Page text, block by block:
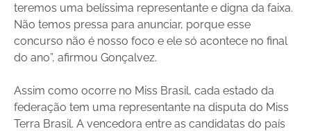
teremos uma belíssima representante e digna da faixa.
Não temos pressa para anunciar, porque esse
concurso não é nosso foco e ele só acontece no final
do ano”, afirmou Gonçalvez.
Assim como ocorre no Miss Brasil, cada estado da
federação tem uma representante na disputa do Miss
Terra Brasil. A vencedora entre as candidatas do país